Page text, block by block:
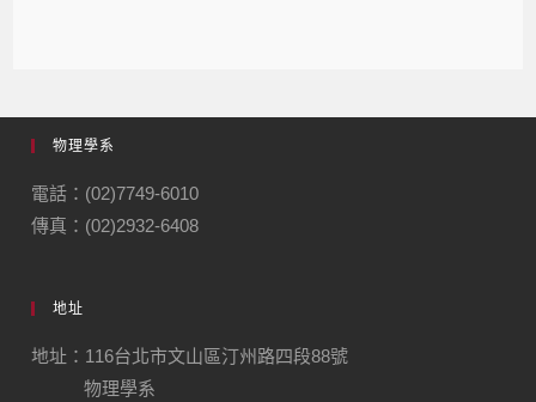
物理學系
電話：(02)7749-6010
傳真：(02)2932-6408
地址
地址：116台北市文山區汀州路四段88號
物理學系